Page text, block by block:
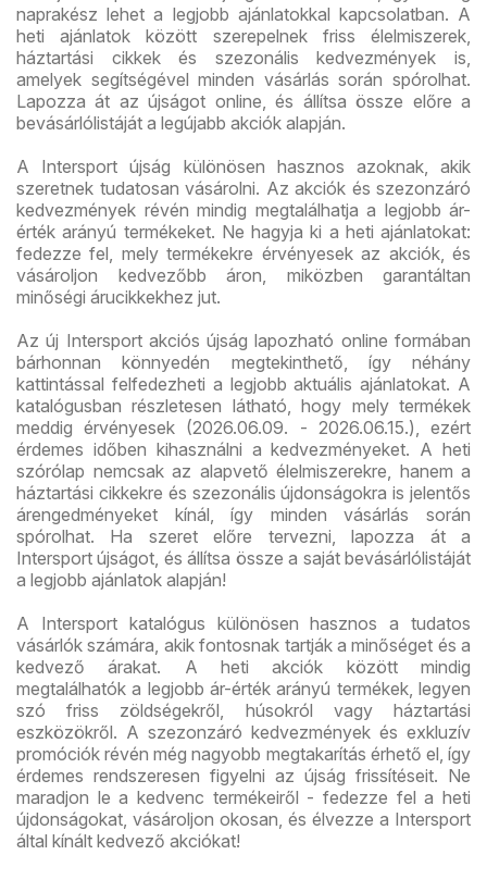
naprakész lehet a legjobb ajánlatokkal kapcsolatban. A
heti ajánlatok között szerepelnek friss élelmiszerek,
háztartási cikkek és szezonális kedvezmények is,
amelyek segítségével minden vásárlás során spórolhat.
Lapozza át az újságot online, és állítsa össze előre a
bevásárlólistáját a legújabb akciók alapján.
A Intersport újság különösen hasznos azoknak, akik
szeretnek tudatosan vásárolni. Az akciók és szezonzáró
kedvezmények révén mindig megtalálhatja a legjobb ár-
érték arányú termékeket. Ne hagyja ki a heti ajánlatokat:
fedezze fel, mely termékekre érvényesek az akciók, és
vásároljon kedvezőbb áron, miközben garantáltan
minőségi árucikkekhez jut.
Az új Intersport akciós újság lapozható online formában
bárhonnan könnyedén megtekinthető, így néhány
kattintással felfedezheti a legjobb aktuális ajánlatokat. A
katalógusban részletesen látható, hogy mely termékek
meddig érvényesek (2026.06.09. - 2026.06.15.), ezért
érdemes időben kihasználni a kedvezményeket. A heti
szórólap nemcsak az alapvető élelmiszerekre, hanem a
háztartási cikkekre és szezonális újdonságokra is jelentős
árengedményeket kínál, így minden vásárlás során
spórolhat. Ha szeret előre tervezni, lapozza át a
Intersport újságot, és állítsa össze a saját bevásárlólistáját
a legjobb ajánlatok alapján!
A Intersport katalógus különösen hasznos a tudatos
vásárlók számára, akik fontosnak tartják a minőséget és a
kedvező árakat. A heti akciók között mindig
megtalálhatók a legjobb ár-érték arányú termékek, legyen
szó friss zöldségekről, húsokról vagy háztartási
eszközökről. A szezonzáró kedvezmények és exkluzív
promóciók révén még nagyobb megtakarítás érhető el, így
érdemes rendszeresen figyelni az újság frissítéseit. Ne
maradjon le a kedvenc termékeiről - fedezze fel a heti
újdonságokat, vásároljon okosan, és élvezze a Intersport
által kínált kedvező akciókat!